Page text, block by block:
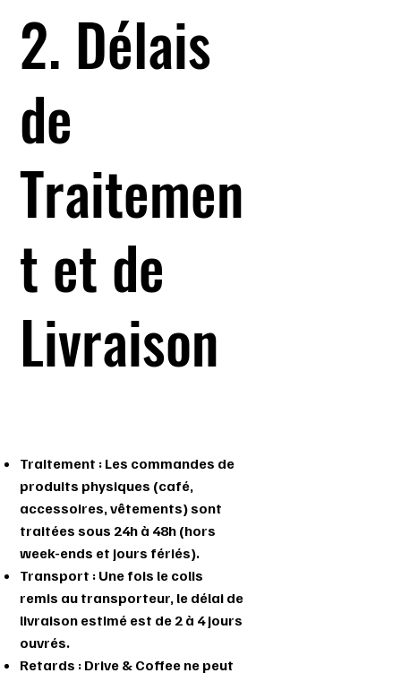
2. Délais
de
Traitemen
t et de
Livraison
Traitement : Les commandes de
produits physiques (café,
accessoires, vêtements) sont
traitées sous 24h à 48h (hors
week-ends et jours fériés).
Transport : Une fois le colis
remis au transporteur, le délai de
livraison estimé est de 2 à 4 jours
ouvrés.
Retards : Drive & Coffee ne peut